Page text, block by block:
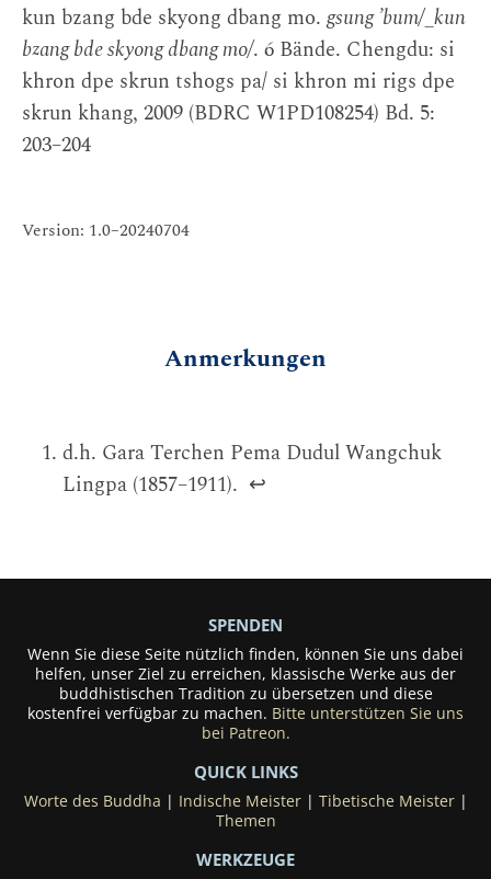
kun bzang bde skyong dbang mo.gsung ’bum/_kun
bzang bde skyong dbang mo/. 6 Bände. Chengdu: si
khron dpe skrun tshogs pa/ si khron mi rigs dpe
skrun khang, 2009 (BDRC W1PD108254) Bd. 5:
203–204
Version: 1.0–20240704
Anmerkungen
d.h. Gara Terchen Pema Dudul Wangchuk
Lingpa (1857–1911). ↩
SPENDEN
Wenn Sie diese Seite nützlich finden, können Sie uns dabei
helfen, unser Ziel zu erreichen, klassische Werke aus der
buddhistischen Tradition zu übersetzen und diese
kostenfrei verfügbar zu machen. Bitte unterstützen Sie uns
bei Patreon.
QUICK LINKS
Worte des Buddha | Indische Meister| Tibetische Meister|
Themen
WERKZEUGE